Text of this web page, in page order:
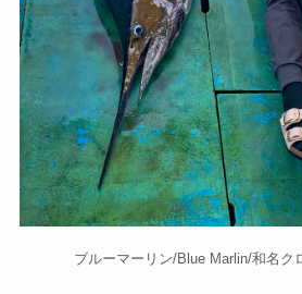
ブルーマーリン/Blue Marlin/和名ク